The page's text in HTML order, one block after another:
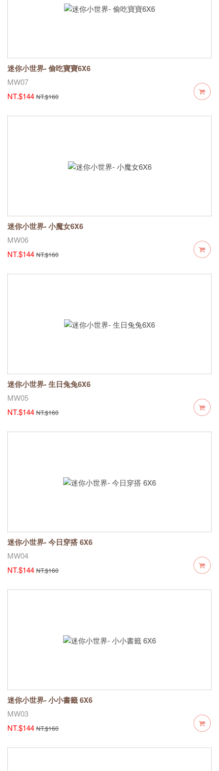
迷你小世界- 偷吃寶寶6X6
MW07
NT.$144 NT.$160
迷你小世界- 小魔女6X6
MW06
NT.$144 NT.$160
迷你小世界- 生日兔兔6X6
MW05
NT.$144 NT.$160
迷你小世界- 今日穿搭 6X6
MW04
NT.$144 NT.$160
迷你小世界- 小小書籤 6X6
MW03
NT.$144 NT.$160